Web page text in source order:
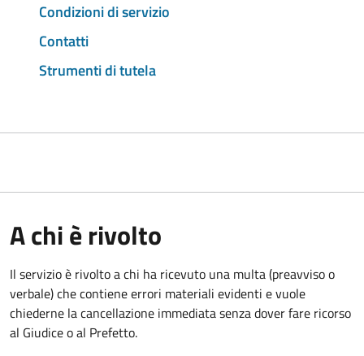
Condizioni di servizio
Contatti
Strumenti di tutela
A chi è rivolto
Il servizio è rivolto a chi ha ricevuto una multa (preavviso o
verbale) che contiene errori materiali evidenti e vuole
chiederne la cancellazione immediata senza dover fare ricorso
al Giudice o al Prefetto.